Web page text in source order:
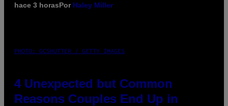
hace 3 horasPor Haley Miller
PHOTO: GCSHUTTER / GETTY IMAGES
4 Unexpected but Common
Reasons Couples End Up in